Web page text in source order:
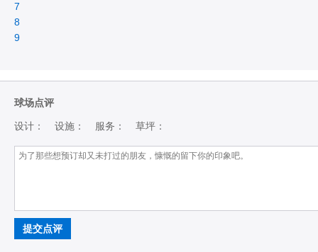
7
8
9
球场点评
设计： 设施： 服务： 草坪：
提交点评